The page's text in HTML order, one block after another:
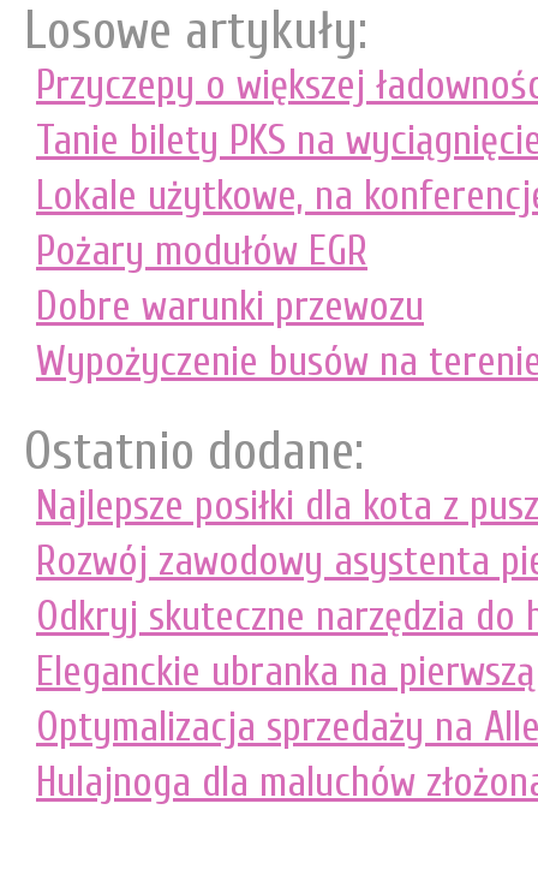
Losowe artykuły:
Przyczepy o większej
Tanie bilety PKS na
Lokale użytkowe, na
Pożary modułów EGR
Dobre warunki przewozu
Wypożyczenie busów na
Ostatnio dodane:
Najlepsze posiłki dla kota z
Rozwój zawodowy asystenta
Odkryj skuteczne narzędzia do
Eleganckie ubranka na
Optymalizacja sprzedaży na
Hulajnoga dla maluchów